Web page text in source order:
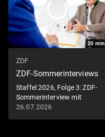
20 min
ZDF
ZDF-Sommerinterviews
Staffel 2026, Folge 3: ZDF-
Sommerinterview mit
Markus Söder
26.07.2026